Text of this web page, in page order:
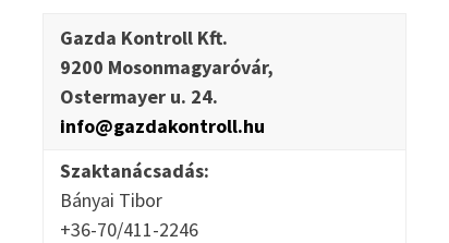
Gazda Kontroll Kft.
9200 Mosonmagyaróvár,
Ostermayer u. 24.
info@gazdakontroll.hu
Szaktanácsadás:
Bányai Tibor
+36-70/411-2246